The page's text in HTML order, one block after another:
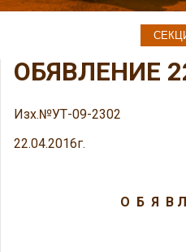
ОБЯВЛЕНИЕ
Изх.№УТ-09-2302
22.04.2016г.
О Б Я В